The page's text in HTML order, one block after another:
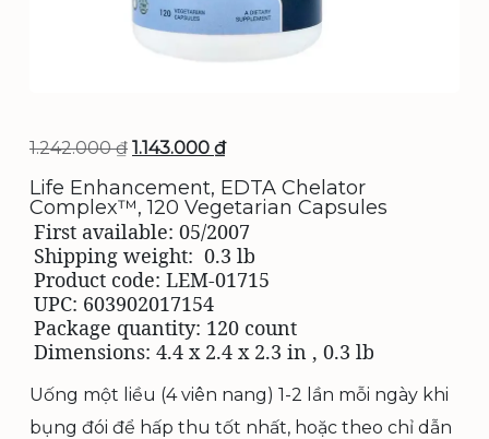
1.242.000₫ G
á
g
ố
c
1.143.000 ₫G
i
á
h
i
n
Life Enhancement, EDTA Chelator
Complex™, 120 Vegetarian Capsules
First available: 05/2007
Shipping weight: 0.3 lb
Product code: LEM-01715
UPC: 603902017154
Package quantity: 120 count
Dimensions: 4.4 x 2.4 x 2.3 in , 0.3 lb
Uống một liều (4 viên nang) 1-2 lần mỗi ngày khi
bụng đói để hấp thu tốt nhất, hoặc theo chỉ dẫn